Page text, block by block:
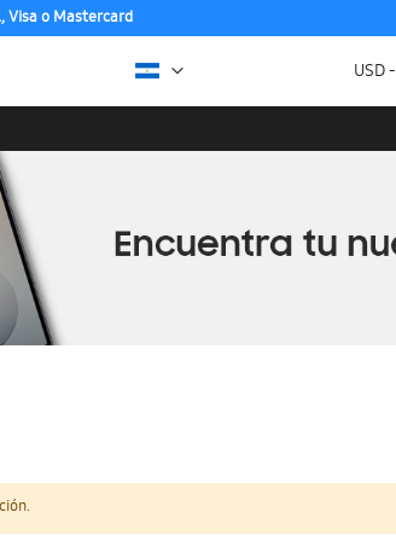
Visa o Mastercard
USD -